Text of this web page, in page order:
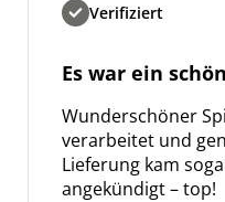
Verifiziert
Es war ein
Wunderschöner
verarbeitet und
Lieferung kam
angekündigt – top!